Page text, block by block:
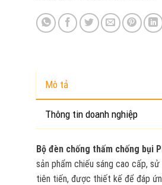
Mô tả
Thông tin doanh nghiệp
Bộ đèn chống thấm chống bụi
sản phẩm chiếu sáng cao cấp,
tiên tiến, được thiết kế để đáp